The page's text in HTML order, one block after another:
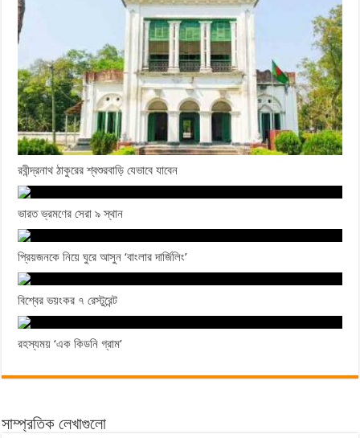
রবীন্দ্রনাথ ঠাকুরের শ্বশুরবাড়ি যেভাবে যাবেন
ভারত ভ্রমণের সেরা ৯ স্থান
প্রিয়জনকে নিয়ে ঘুরে আসুন ‘বাংলার দার্জিলিং’
বিশ্বের ভয়ংকর ৭ রেস্টুরেন্ট
রহস্যময় ‘এক কিডনি গ্রাম’
সাম্প্রতিক লেখাগুলো